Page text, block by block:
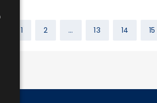
1 2 ... 13 14 15